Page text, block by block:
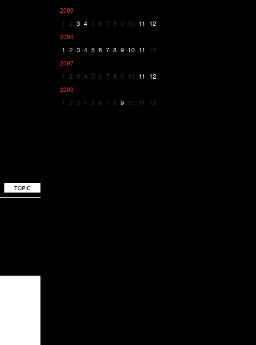
TOPIC
2009
1 2 3 4 5 6 7 8 9 10 11 12
2008
1 2 3 4 5 6 7 8 9 10 11 12
2007
1 2 3 4 5 6 7 8 9 10 11 12
2003
1 2 3 4 5 6 7 8 9 10 11 12